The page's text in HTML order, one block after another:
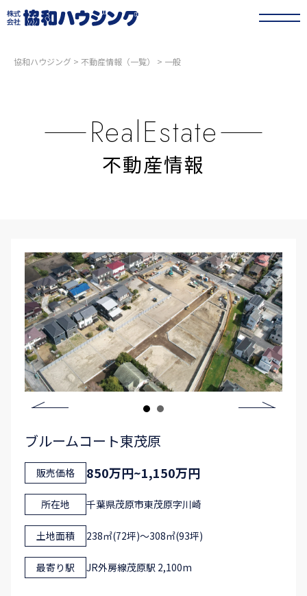
協和ハウジング > 不動産情報（一覧） > 一般
RealEstate
不動産情報
ブルームコート東茂原
販売価格 850万円~1,150万円
所在地 千葉県茂原市東茂原字川崎
土地面積 238㎡(72坪)〜308㎡(93坪)
最寄り駅 JR外房線茂原駅 2,100m